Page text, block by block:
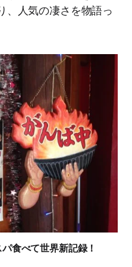
、人気の凄さを物語っ
食べて世界新記録！